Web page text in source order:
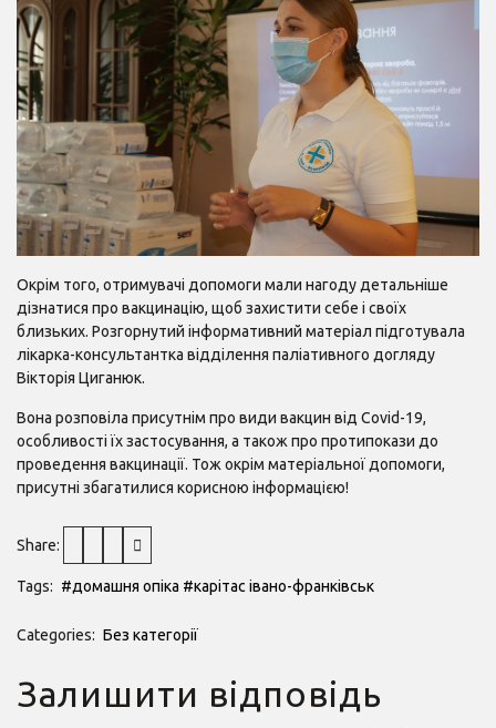
Окрім того, отримувачі допомоги мали нагоду детальніше
дізнатися про вакцинацію, щоб захистити себе і своїх
близьких. Розгорнутий інформативний матеріал підготувала
лікарка-консультантка відділення паліативного догляду
Вікторія Циганюк.
Вона розповіла присутнім про види вакцин від Сovid-19,
особливості їх застосування, а також про протипокази до
проведення вакцинації. Тож окрім матеріальної допомоги,
присутні збагатилися корисною інформацією!
Share:
Tags: #домашня опіка #карітас івано-франківськ
Categories: Без категорії
Залишити відповідь